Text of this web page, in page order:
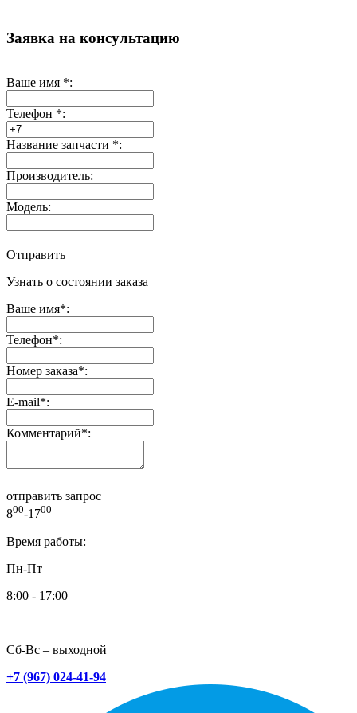
Заявка на консультацию
Ваше имя *:
Телефон *:
Название запчасти *:
Производитель:
Модель:
Отправить
Узнать о состоянии заказа
Ваше имя*:
Телефон*:
Номер заказа*:
E-mail*:
Комментарий*:
отправить запрос
800-1700
Время работы:
Пн-Пт
8:00 - 17:00
Сб-Вс – выходной
+7 (967) 024-41-94